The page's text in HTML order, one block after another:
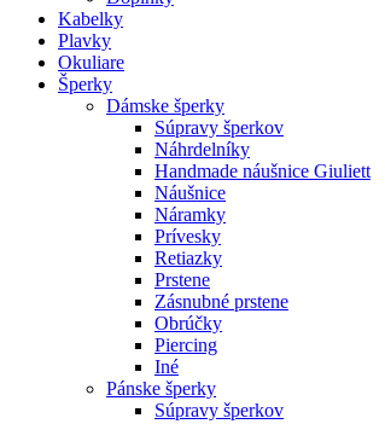
Kabelky
Plavky
Okuliare
Šperky
Dámske šperky
Súpravy šperkov
Náhrdelníky
Handmade náušnice Giuliett
Náušnice
Náramky
Prívesky
Retiazky
Prstene
Zásnubné prstene
Obrúčky
Piercing
Iné
Pánske šperky
Súpravy šperkov